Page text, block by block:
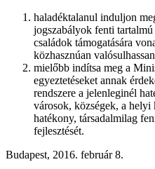
haladéktalanul induljon
jogszabályok fenti
családok támogatására
közhasznúan
mielőbb indítsa meg a
egyeztetéseket annak
rendszere a jelenleginél
városok, községek, a helyi
hatékony, társadalmilag
fejlesztését.
Budapest, 2016. február 8.